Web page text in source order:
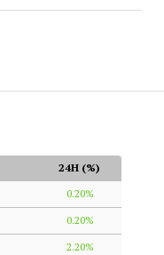
24H (%)
0.20%
0.20%
2.20%